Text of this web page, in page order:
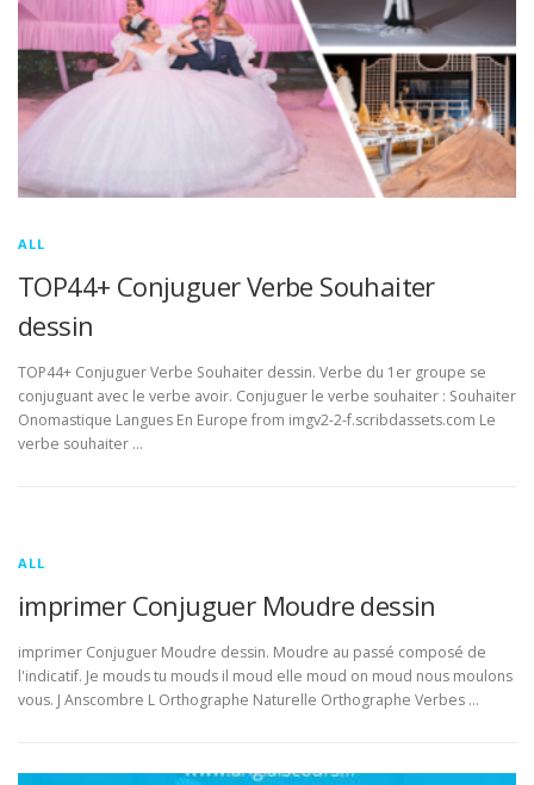
ALL
TOP44+ Conjuguer Verbe Souhaiter
dessin
TOP44+ Conjuguer Verbe Souhaiter dessin. Verbe du 1er groupe se
conjuguant avec le verbe avoir. Conjuguer le verbe souhaiter : Souhaiter
Onomastique Langues En Europe from imgv2-2-f.scribdassets.com Le
verbe souhaiter …
ALL
imprimer Conjuguer Moudre dessin
imprimer Conjuguer Moudre dessin. Moudre au passé composé de
l'indicatif. Je mouds tu mouds il moud elle moud on moud nous moulons
vous. J Anscombre L Orthographe Naturelle Orthographe Verbes …